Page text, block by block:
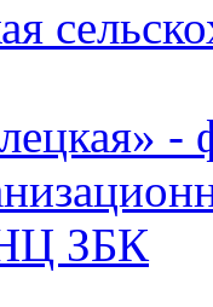
ЗБК